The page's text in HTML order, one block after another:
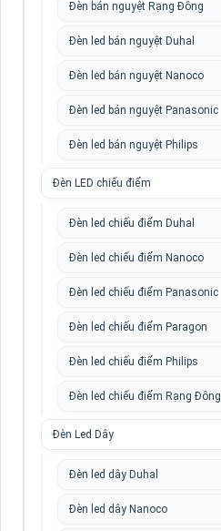
Đèn bán nguyệt Rạng Đông
Đèn led bán nguyệt Duhal
Đèn led bán nguyệt Nanoco
Đèn led bán nguyệt Panasonic
Đèn led bán nguyệt Philips
Đèn LED chiếu điểm
Đèn led chiếu điểm Duhal
Đèn led chiếu điểm Nanoco
Đèn led chiếu điểm Panasonic
Đèn led chiếu điểm Paragon
Đèn led chiếu điểm Philips
Đèn led chiếu điểm Rạng Đông
Đèn Led Dây
Đèn led dây Duhal
Đèn led dây Nanoco